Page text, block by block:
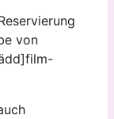
von